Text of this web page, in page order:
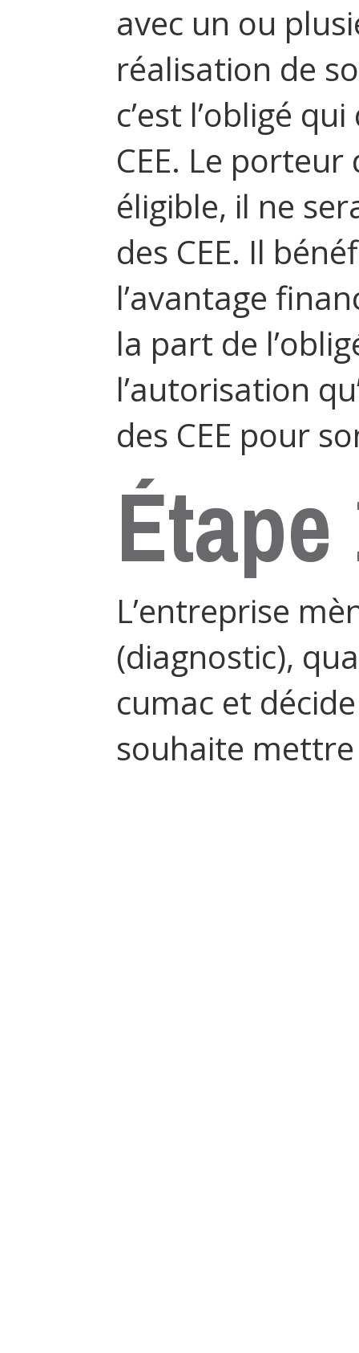
avec un ou
réalisation de
c’est l’obligé
CEE. Le
éligible, il ne
des CEE. Il
l’avantage
la part de
l’autorisation
des CEE pour
L’entreprise
(diagnostic),
cumac et
souhaite